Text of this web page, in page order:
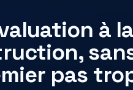
à la
pas